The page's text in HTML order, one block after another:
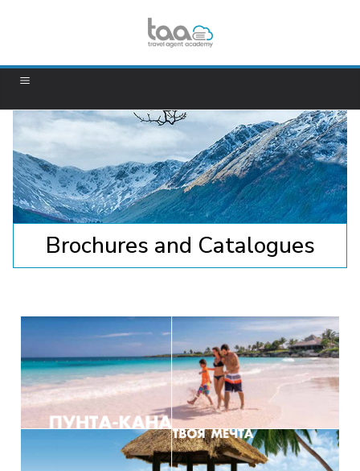
Brochures and Catalogues